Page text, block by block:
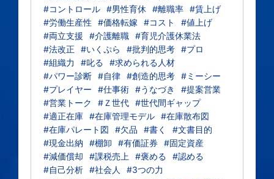
#コントロール #男性育休 #離職率 #賃上げ
#労働生産性
#価格転嫁 #コスト
#値上げ
#両立支援
#介護離職 #育児介護休業法
#法改正
#いくぷら #批判的思考 #プロ
#組織力
#叱る
#求められる人材
#パワー診断 #自律 #創造的思考 #ミーシー
#プレイヤー
#仕事術 #うなづき
#提案営業
#営業トーク
#Ｚ世代 #世代間ギャップ
#適正在庫 #在庫管理モデル #在庫散布図
#在庫パレート図
#欠品 #書く
#文書目的
#現金出納
#棚卸 #有価証券
#固定資産
#減価償却
#課税売上 #褒める
#認める
#自己分析 #社会人
#3つの力